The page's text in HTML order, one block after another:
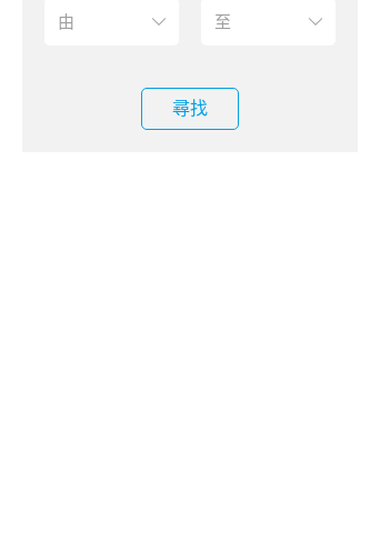
尋找